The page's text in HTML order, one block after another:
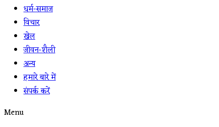
धर्म-समाज
विचार
खेल
जीवन-शैली
अन्य
हमारे बारे में
संपर्क करें
Menu